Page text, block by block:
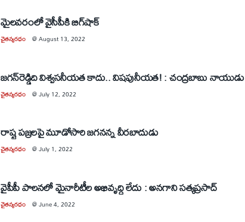
మైలవరంలో వైసీపీకి బిగ్‌షాక్‌
చైతన్యరధం @August 13, 2022
జగన్‌రెడ్డిది విశ్వసనీయత కాదు.. విషపునీయత! : చంద్రబాబు నాయుడు
చైతన్యరధం @July 12, 2022
రాష్ట పజ్రలపై మూడోసారి జగనన్న వీరబాదుడు
చైతన్యరధం @July 1, 2022
వైపీపీ పాలనలో మైనారీటీల అభివృద్ధి లేదు : అనగాని సత్యప్రసాద్
చైతన్యరధం @June 4, 2022